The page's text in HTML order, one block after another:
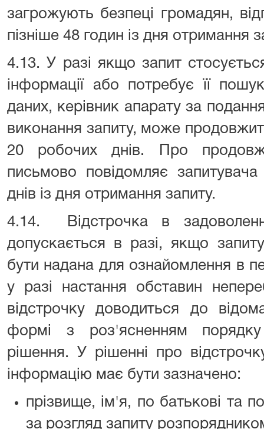
загрожують безпеці громадян,
пізніше 48 годин із дня отримання
4.13. У разі якщо запит
інформації або потребує її
даних, керівник апарату за
виконання запиту, може
20 робочих днів. Про
письмово повідомляє
днів із дня отримання запиту.
4.14. Відстрочка в
допускається в разі, якщо
бути надана для ознайомлення в
у разі настання обставин
відстрочку доводиться до
формі з роз'ясненням
рішення. У рішенні про
інформацію має бути зазначено:
прізвище, ім'я, по батькові та
за розгляд запиту